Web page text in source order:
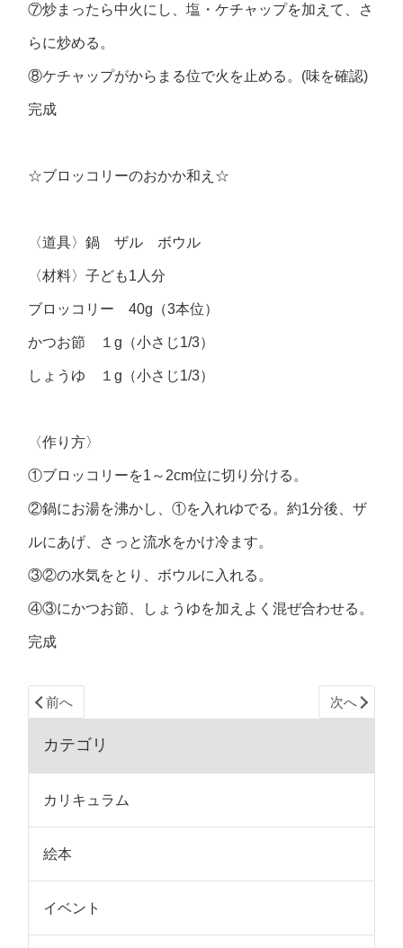
⑦炒まったら中火にし、塩・ケチャップを加えて、さ
らに炒める。
⑧ケチャップがからまる位で火を止める。(味を確認)
完成
☆ブロッコリーのおかか和え☆
〈道具〉鍋 ザル ボウル
〈材料〉子ども1人分
ブロッコリー 40g（3本位）
かつお節 １g（小さじ1/3）
しょうゆ １g（小さじ1/3）
〈作り方〉
①ブロッコリーを1～2cm位に切り分ける。
②鍋にお湯を沸かし、①を入れゆでる。約1分後、ザ
ルにあげ、さっと流水をかけ冷ます。
③②の水気をとり、ボウルに入れる。
④③にかつお節、しょうゆを加えよく混ぜ合わせる。
完成
前へ 次へ
カテゴリ
カリキュラム
絵本
イベント